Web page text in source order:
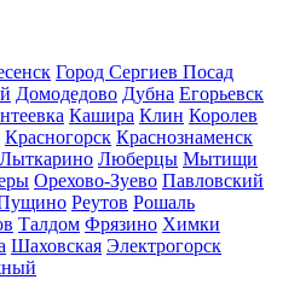
Город Сергиев Посад
Домодедово Дубна Егорьевск
Кашира Клин Королев
Красногорск Краснознаменск
Лыткарино Люберцы Мытищи
Орехово-Зуево Павловский
Реутов Рошаль
Талдом Фрязино Химки
Шаховская Электрогорск